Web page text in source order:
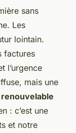
sans
Les
lointain.
factures
l’urgence
mais une
: c’est une
et notre